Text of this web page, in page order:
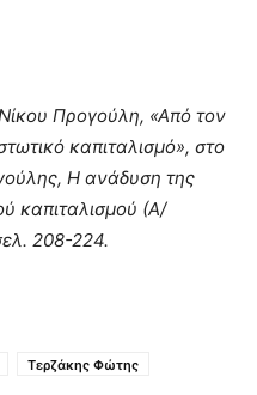
Νίκου Προγούλη, «Από τον
καπιταλισμό», στο
Η ανάδυση της
καπιταλισμού (Α/
208-224.
Τερζάκης Φώτης